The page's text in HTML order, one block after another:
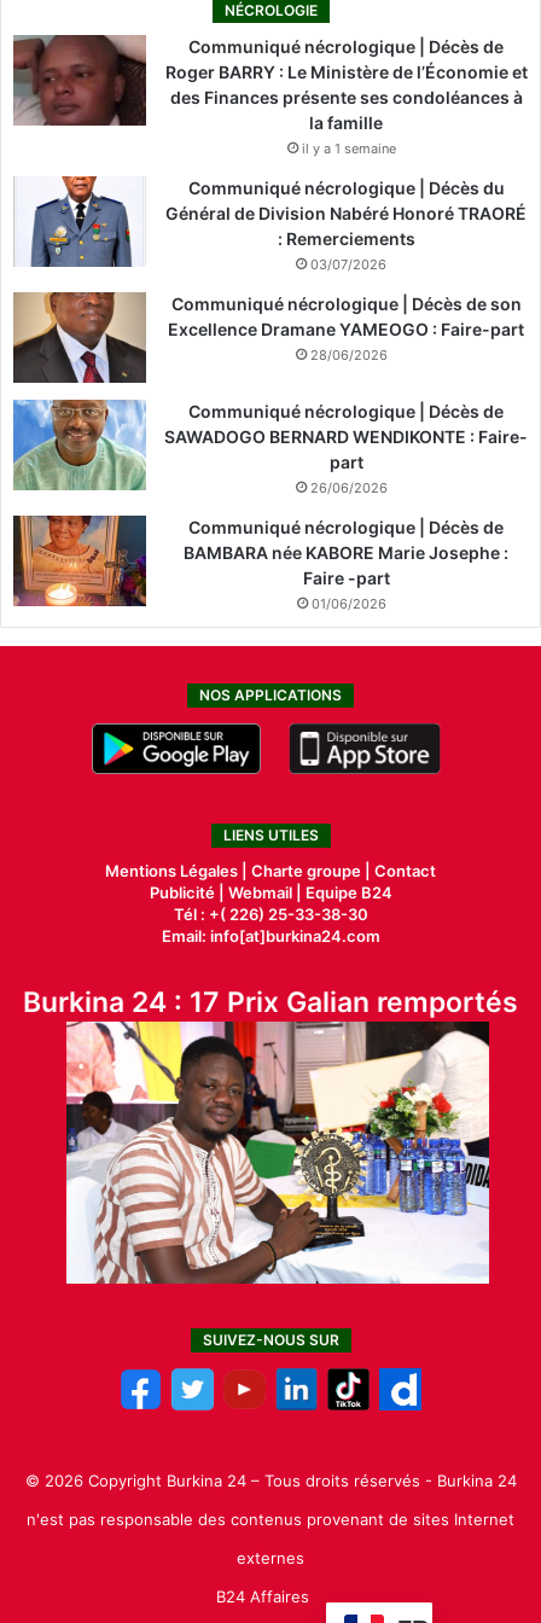
NÉCROLOGIE
Communiqué nécrologique | Décès de
Roger BARRY : Le Ministère de l’Économie et
des Finances présente ses condoléances à
la famille
il y a 1 semaine
Communiqué nécrologique | Décès du
Général de Division Nabéré Honoré TRAORÉ
: Remerciements
03/07/2026
Communiqué nécrologique | Décès de son
Excellence Dramane YAMEOGO : Faire-part
28/06/2026
Communiqué nécrologique | Décès de
SAWADOGO BERNARD WENDIKONTE : Faire-
part
26/06/2026
Communiqué nécrologique | Décès de
BAMBARA née KABORE Marie Josephe :
Faire -part
01/06/2026
NOS APPLICATIONS
LIENS UTILES
Mentions Légales | Charte groupe | Contact
Publicité| Webmail |
Equipe B24
Tél : +( 226) 25-33-38-30
Email: info[at]burkina24.com
Burkina 24 : 17 Prix Galian remportés
SUIVEZ-NOUS SUR
© 2026 Copyright Burkina 24 – Tous droits réservés - Burkina 24
n'est pas responsable des contenus provenant de sites Internet
externes
B24 Affaires